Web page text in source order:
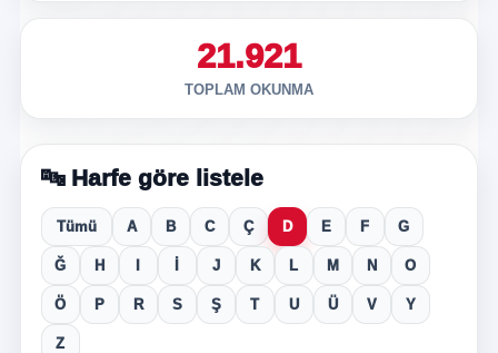
21.921
TOPLAM OKUNMA
🔤 Harfe göre listele
Tümü A B C Ç D E F G
Ğ H J K L M N O
Ö P R S Ş T U Ü V Y
Z